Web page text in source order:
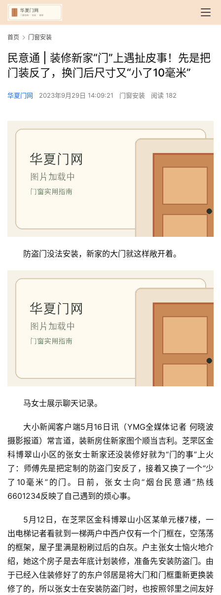
首页 门窗安装
民意通 | 装修新家“门”上遇扯皮事！先是把
门装反了，换门后尺寸又“小了10毫米”
华夏门网 2023年9月29日 14:09:21 门窗安装 阅读 182
防盗门没法安装，新家的大门就这样敞开着。
马女士展示聊天记录。
大小新闻客户端5月16日讯（YMG全媒体记者 何晓波
摄影报道）常言道，装新房住新家图个顺当吉利。芝罘区金
科博翠山小区的张女士新家还没装修好就为“门的事”上火
了：师傅先是把定制的防盗门安反了，接着又换了一个“少
了10毫米”的门。日前，张女士向“烟台民意通”热线
6601234反映了自己遇到的烦心事。
5月12日，在芝罘区金科博翠山小区某单元楼7楼，一
出电梯记者看就到一梯两户中西户仅有一个门框在，空荡荡
的框架，屋子里满是粉刷过后的白灰。户主张女士恼火地介
绍，她这个房子是去年底计划装修，准备先安装防盗门。由
于已经入住装修好了的东户邻居是将大门和门框重新更换装
修了的，所以张女士在安装防盗门时，也按照邻里之间友好